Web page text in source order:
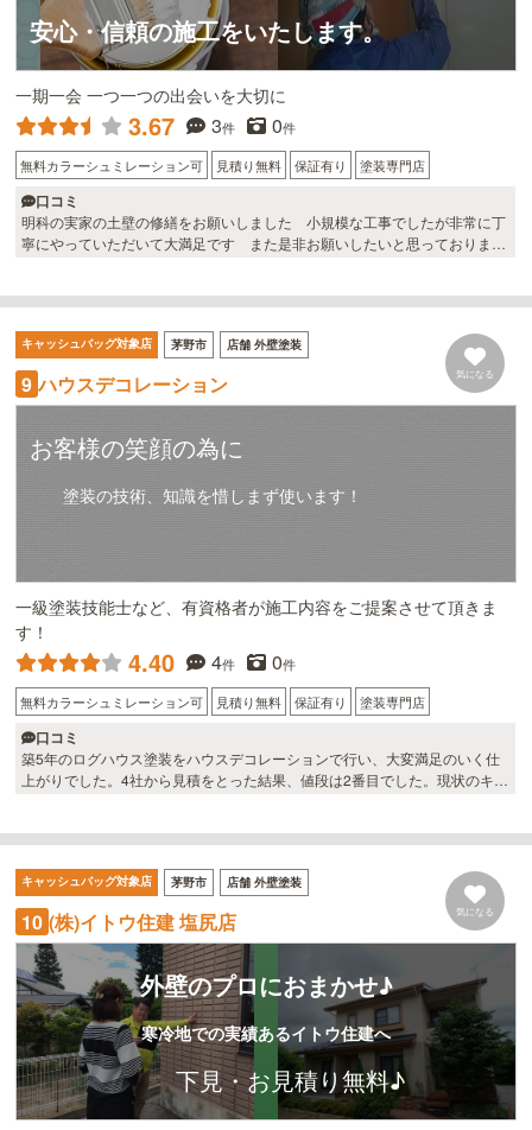
安心・信頼の施工をいたします。
一期一会 一つ一つの出会いを大切に
3.67 3件 0件
無料カラーシュミレーション可 見積り無料 保証有り 塗装専門店
口コミ
明科の実家の土壁の修繕をお願いしました 小規模な工事でしたが非常に丁
寧にやっていただいて大満足です また是非お願いしたいと思っておりま
キャッシュバッグ対象店 茅野市 店舗 外壁塗装
9 ハウスデコレーション 気になる
お客様の笑顔の為に
塗装の技術、知識を惜しまず使います！
一級塗装技能士など、有資格者が施工内容をご提案させて頂きま
す！
4.40 4件 0件
無料カラーシュミレーション可 見積り無料 保証有り 塗装専門店
口コミ
築5年のログハウス塗装をハウスデコレーションで行い、大変満足のいく仕
上がりでした。4社から見積をとった結果、値段は2番目でした。現状のキシ
ア）を提案してくれ、質問への対応が良く、ネット上の評価も高いので作業
を発注しました。 社長さん同様、職人さんの感じがとても良く、作業が丹念
でした。 お勧めできる業者さんです。
キャッシュバッグ対象店 茅野市 店舗 外壁塗装
10 (株)イトウ住建 塩尻店 気になる
外壁のプロにおまかせ♪
寒冷地での実績あるイトウ住建へ
下見・お見積り無料♪